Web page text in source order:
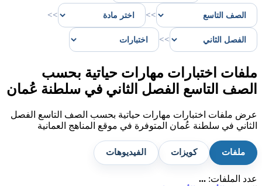
>>
>>
>>
ملفات اختبارات مهارات حياتية بحسب
الصف التاسع الفصل الثاني في سلطنة عُمان
عرض ملفات اختبارات مهارات حياتية بحسب الصف التاسع الفصل
الثاني في سلطنة عُمان المتوفرة في موقع المناهج العمانية
ملفات كويزات الفيديوهات
عدد الملفات: ...